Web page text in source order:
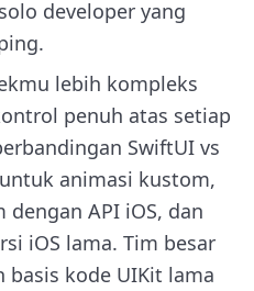
developer yang
lebih kompleks
penuh atas setiap
SwiftUI vs
animasi kustom,
API iOS, dan
iOS lama. Tim besar
basis kode UIKit lama